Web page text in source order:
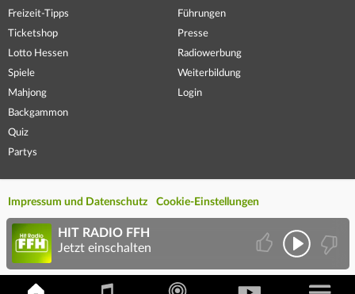
Freizeit-Tipps
Ticketshop
Lotto Hessen
Spiele
Mahjong
Backgammon
Quiz
Partys
Führungen
Presse
Radiowerbung
Weiterbildung
Login
Impressum und Datenschutz Cookie-Einstellungen
HIT RADIO FFH
Jetzt einschalten